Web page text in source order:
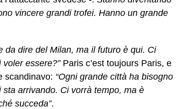
vincere grandi trofei. Hanno un grande
da dire del Milan, ma il futuro è qui. Ci
essere?”Paris c’est toujours Paris, e
scandinavo: “Ogni grande città ha bisogno
arrivando. Ci vorrà tempo, ma è
succeda”.